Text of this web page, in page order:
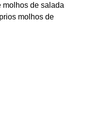
molhos de salada
molhos de